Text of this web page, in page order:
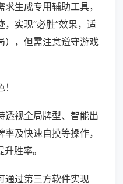
生成专用辅助工具，
实现“必胜”效果，适
），但需注意遵守游戏
透视全局牌型、智能出
及快速自摸等操作，
胜率。
通过第三方软件实现